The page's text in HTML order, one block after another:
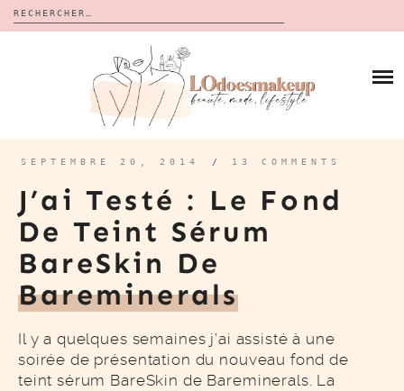
Rechercher :
CALENDRIERS DE L’AVENT
BON PLAN
À PROPOS
CONTACT
SEPTEMBRE 20, 2014 / 13 COMMENTS
J’ai Testé : Le Fond
De Teint Sérum
BareSkin De
Bareminerals
Il y a quelques semaines j’ai assisté à une
soirée de présentation du nouveau fond de
teint sérum BareSkin de Bareminerals. La